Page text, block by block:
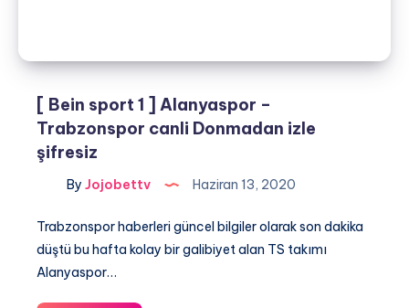
[ Bein sport 1 ] Alanyaspor –
Trabzonspor canli Donmadan izle
şifresiz
By Jojobettv Haziran 13, 2020
Trabzonspor haberleri güncel bilgiler olarak son dakika
düştü bu hafta kolay bir galibiyet alan TS takımı
Alanyaspor…